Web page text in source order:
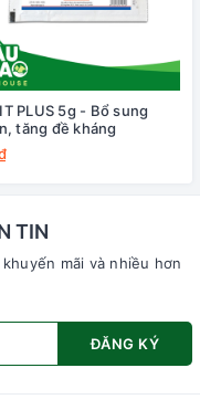
PLUS 5g - Bổ sung
tăng đề kháng
TIN
mãi và nhiều hơn
ĐĂNG KÝ